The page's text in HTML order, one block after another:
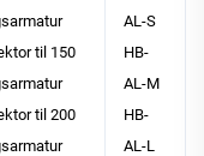
til 150
til 200
AL-S
HB-
AL-M
HB-
AL-L